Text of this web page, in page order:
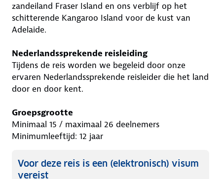
zandeiland Fraser Island en ons verblijf op het
schitterende Kangaroo Island voor de kust van
Adelaide.
Nederlandssprekende reisleiding
Tijdens de reis worden we begeleid door onze
ervaren Nederlandssprekende reisleider die het land
door en door kent.
Groepsgrootte
Minimaal 15 / maximaal 26 deelnemers
Minimumleeftijd: 12 jaar
Voor deze reis is een (elektronisch) visum
vereist